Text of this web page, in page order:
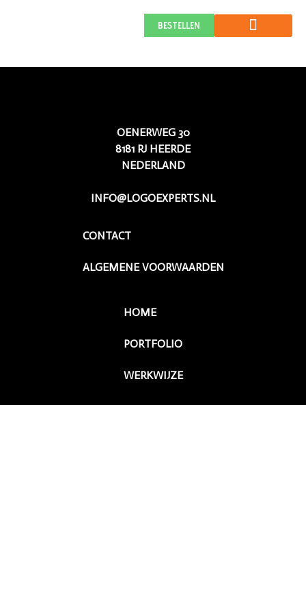
BESTELLEN
LOGOHIER
OENERWEG 30
8181 RJ HEERDE
NEDERLAND
INFO@LOGOEXPERTS.NL
CONTACT
ALGEMENE VOORWAARDEN
HOME
PORTFOLIO
WERKWIJZE